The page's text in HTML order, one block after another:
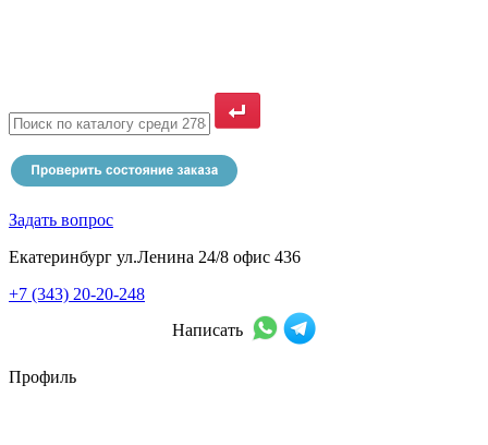
Задать вопрос
Екатеринбург ул.Ленина 24/8 офис 436
+7 (343) 20-20-248
Написать
Профиль